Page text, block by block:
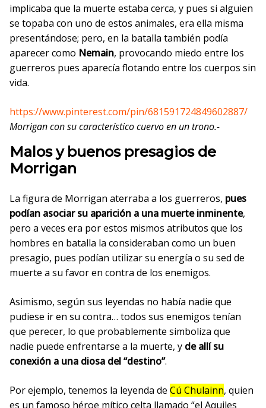
implicaba que la muerte estaba cerca, y pues si alguien
se topaba con uno de estos animales, era ella misma
presentándose; pero, en la batalla también podía
aparecer como Nemain, provocando miedo entre los
guerreros pues aparecía flotando entre los cuerpos sin
vida.
https://www.pinterest.com/pin/681591724849602887/
Morrigan con su característico cuervo en un trono.-
Malos y buenos presagios de
Morrigan
La figura de Morrigan aterraba a los guerreros, pues
podían asociar su aparición a una muerte inminente,
pero a veces era por estos mismos atributos que los
hombres en batalla la consideraban como un buen
presagio, pues podían utilizar su energía o su sed de
muerte a su favor en contra de los enemigos.
Asimismo, según sus leyendas no había nadie que
pudiese ir en su contra… todos sus enemigos tenían
que perecer, lo que probablemente simboliza que
nadie puede enfrentarse a la muerte, y de allí su
conexión a una diosa del “destino”.
Por ejemplo, tenemos la leyenda de Cú Chulainn, quien
es un famoso héroe mítico celta llamado “el Aquiles